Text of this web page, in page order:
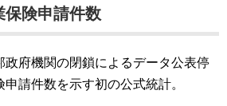
保険申請件数
政府機関の閉鎖によるデータ公表停
請件数を示す初の公式統計。